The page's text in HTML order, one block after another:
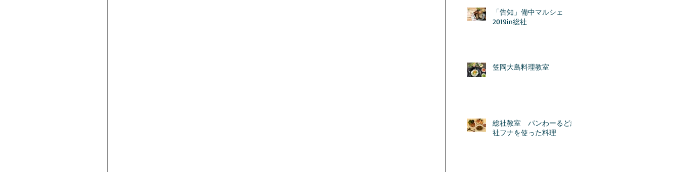
「告知」備中マルシェ
2019in総社
笠岡大島料理教室
総社教室 パンわーるど総
社フナを使った料理